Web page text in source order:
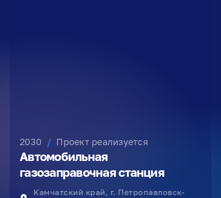
2030 / Проект реализуется
Автомобильная
газозаправочная станция
Камчатский край, г. Петропавловск-